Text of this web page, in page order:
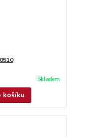
Skladem
košíku